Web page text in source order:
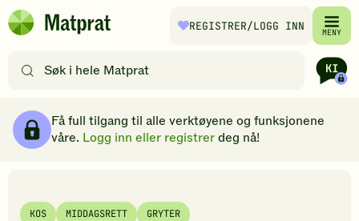
Hopp til hovedinnhold
Matprat
REGISTRER/LOGG INN MENY
etter
filtre
Få full tilgang til alle verktøyene og funksjonene
våre. Logg inn eller registrerdeg nå!
KOS MIDDAGSRETT GRYTER